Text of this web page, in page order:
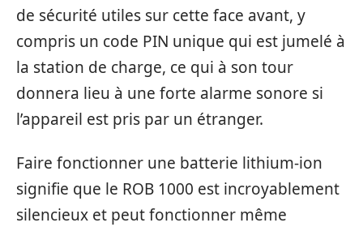
de sécurité utiles sur cette face avant, y
compris un code PIN unique qui est jumelé à
la station de charge, ce qui à son tour
donnera lieu à une forte alarme sonore si
l’appareil est pris par un étranger.
Faire fonctionner une batterie lithium-ion
signifie que le ROB 1000 est incroyablement
silencieux et peut fonctionner même